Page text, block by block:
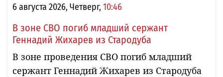
6 августа 2026, Четверг, 10:46
В зоне СВО погиб младший сержант
Геннадий Жихарев из Стародуба
В зоне проведения СВО погиб младший
сержант Геннадий Жихарев из Стародуба